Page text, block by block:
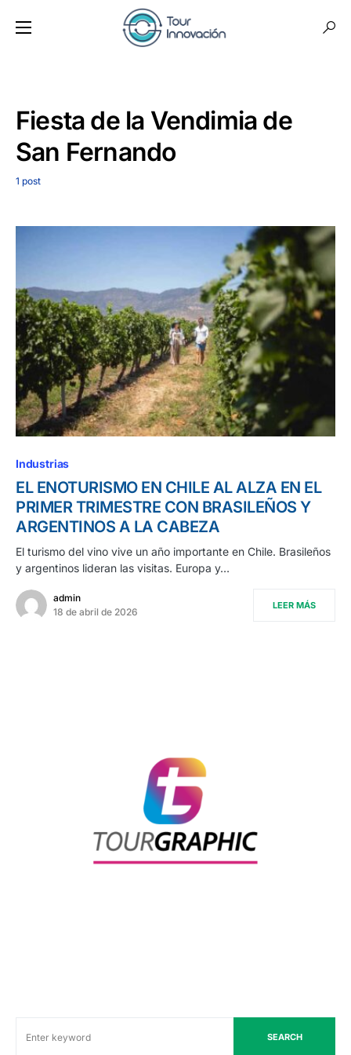
Fiesta de la Vendimia de
San Fernando
1 post
Industrias
EL ENOTURISMO EN CHILE AL ALZA EN EL
PRIMER TRIMESTRE CON BRASILEÑOS Y
ARGENTINOS A LA CABEZA
El turismo del vino vive un año importante en Chile. Brasileños
y argentinos lideran las visitas. Europa y…
admin
18 de abril de 2026
LEER MÁS
SEARCH